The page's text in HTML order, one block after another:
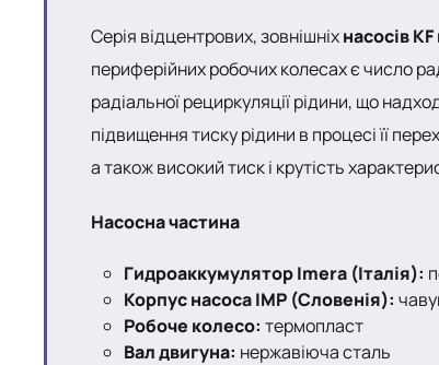
Серія відцентрових, зовнішніхнасосів KF
периферійних робочих колесах є число
радіальної рециркуляції рідини, що
підвищення тиску рідини в процесі її
а також високий тиск і крутість
Насосна частина
Гидроаккумулятор Imera (Італія):
Корпус насоса IMP (Словенія):
Робоче колесо: термопласт
Вал двигуна: нержавіюча сталь